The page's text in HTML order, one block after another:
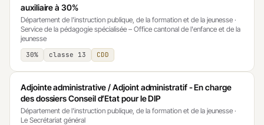
auxiliaire à 30%
Département de l'instruction publique, de la formation et de la jeunesse ·
Service de la pédagogie spécialisée – Office cantonal de l'enfance et de la
jeunesse
30% classe 13 CDD
Adjointe administrative / Adjoint administratif - En charge
des dossiers Conseil d’Etat pour le DIP
Département de l'instruction publique, de la formation et de la jeunesse ·
Le Secrétariat général